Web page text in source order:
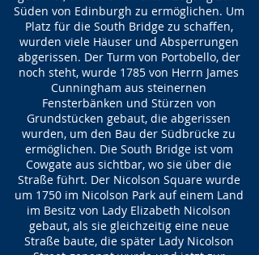
Süden von Edinburgh zu ermöglichen. Um
Platz für die South Bridge zu schaffen,
wurden viele Häuser und Absperrungen
abgerissen. Der Turm von Portobello, der
noch steht, wurde 1785 von Herrn James
Cunningham aus steinernen
Fensterbänken und Stürzen von
Grundstücken gebaut, die abgerissen
wurden, um den Bau der Südbrücke zu
ermöglichen. Die South Bridge ist vom
Cowgate aus sichtbar, wo sie über die
Straße führt. Der Nicolson Square wurde
um 1750 im Nicolson Park auf einem Land
im Besitz von Lady Elizabeth Nicolson
gebaut, als sie gleichzeitig eine neue
Straße baute, die später Lady Nicolson